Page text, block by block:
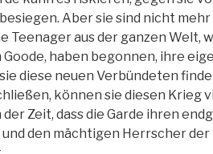
Aber sie sind nicht
Teenager aus der ganzen Welt,
Goode, haben begonnen, ihre
diese neuen Verbündeten
können sie diesen Krieg
der Zeit, dass die Garde ihren
den mächtigen Herrscher der